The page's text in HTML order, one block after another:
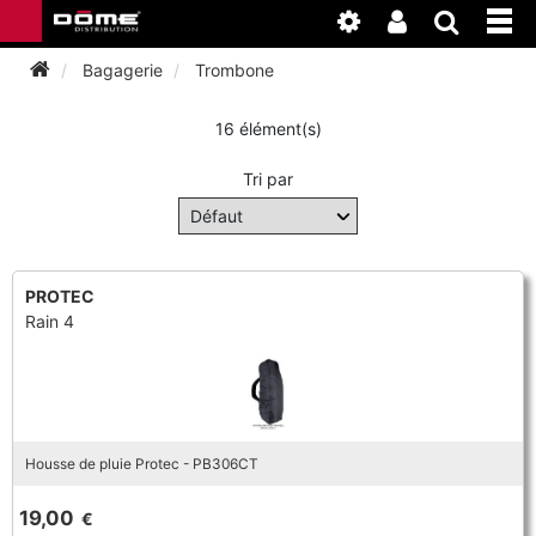
INSTRUMENTS
BAGAGERIE
BASSON
ANCHE CLARINETTE
ANCHE DOUBLE
CLARINETTE
ATELIER
CLARINETTE
Bagagerie Trombone
16 élément(s)
Tri par
PROTEC
Rain 4
Housse de pluie Protec - PB306CT
19,00 €